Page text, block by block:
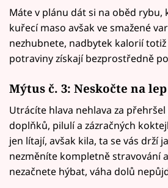
Máte v plánu dát si na oběd rybu,
kuřecí maso avšak ve smažené
nezhubnete, nadbytek kalorií
potraviny získají bezprostředně
Mýtus č. 3: Neskočte na
Utrácíte hlava nehlava za
doplňků, pilulí a zázračných
jen lítají, avšak kila, ta se vás drží
nezměníte kompletně stravování
nezačnete hýbat, váha dolů